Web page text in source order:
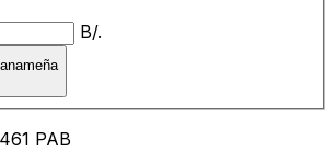
B/.
PAB